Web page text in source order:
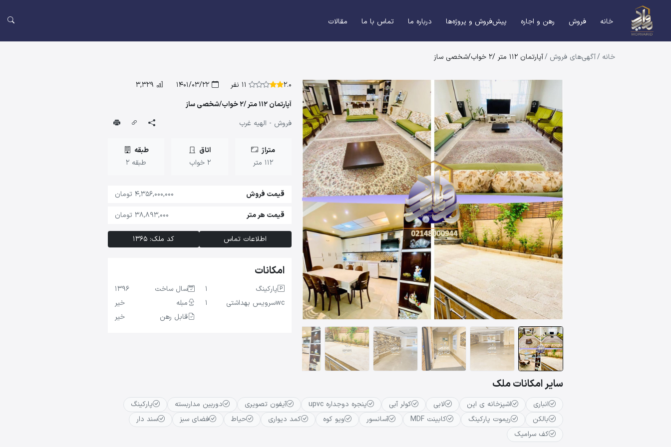
خانه فروش رهن و اجاره پیش‌فروش و پروژه‌ها درباره ما تماس با ما مقالات
خانه /آگهی‌های فروش /آپارتمان 112 متر /2 خواب/شخصی ساز
2.0 11 نفر 1401/03/22
آپارتمان 112 متر /2 خواب/شخصی ساز
فروش - الهیه غرب
متراژ
112 متر
اتاق
2 خواب
طبقه
طبقه 2
قیمت فروش
4,356,000,000 تومان
قیمت هر متر
38,893,000 تومان
اطلاعات تماس کد ملک: 1365
امکانات
پارکینگ
1
wcسرویس بهداشتی 1
سال ساخت
1396
مبله
خیر
قابل رهن
خیر
سایر امکانات ملک
انباری اشپزخانه ی اپن لابی کولر آبی پنجره دوجداره upvc آیفون تصویری دوربین مداربسته
پارکینگ
بالکن
ریموت پارکینگ کابینت MDF آسانسور ویو کوه کمد دیواری حیاط فضای سبز
سند دار
کف سرامیک